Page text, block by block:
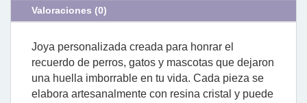
Valoraciones (0)
Joya personalizada creada para honrar el
recuerdo de perros, gatos y mascotas que dejaron
una huella imborrable en tu vida. Cada pieza se
elabora artesanalmente con resina cristal y puede